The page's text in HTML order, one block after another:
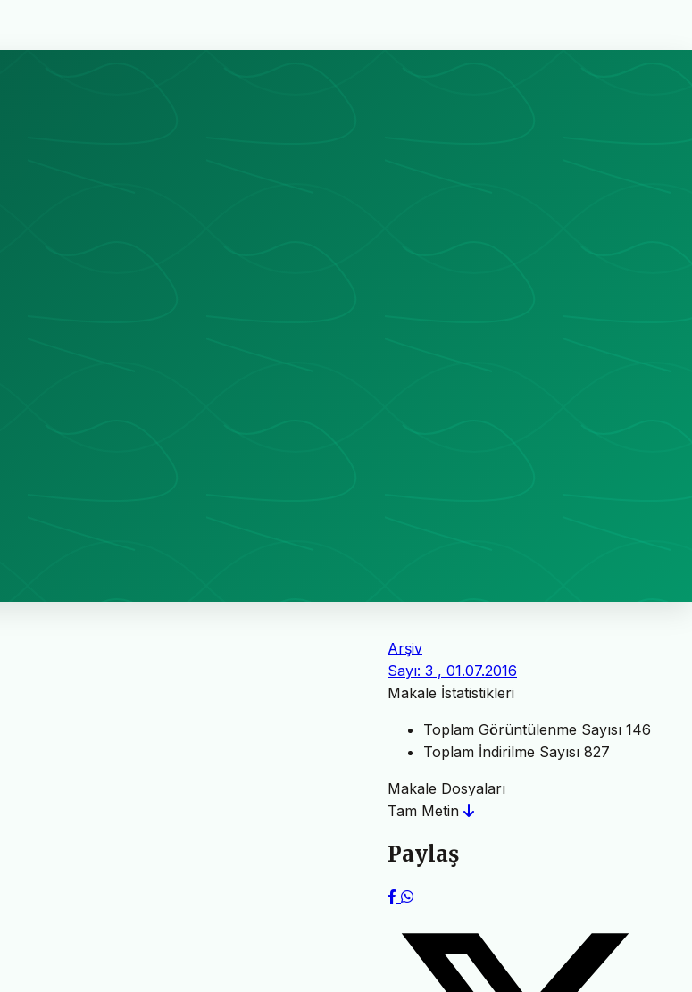
Arşiv
Sayı: 3 , 01.07.2016
Makale İstatistikleri
Toplam Görüntülenme Sayısı 146
Toplam İndirilme Sayısı 827
Makale Dosyaları
Tam Metin
Paylaş